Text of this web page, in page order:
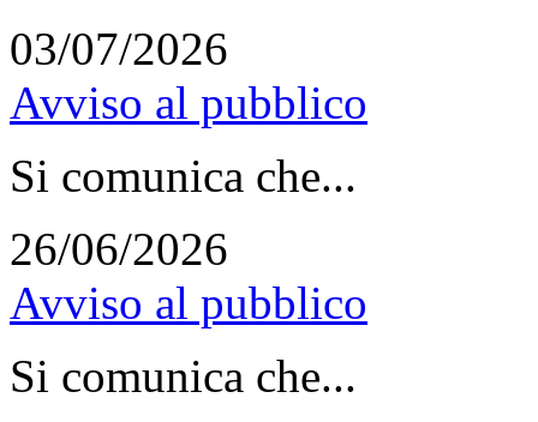
03/07/2026
Avviso al pubblico
Si comunica che...
26/06/2026
Avviso al pubblico
Si comunica che...